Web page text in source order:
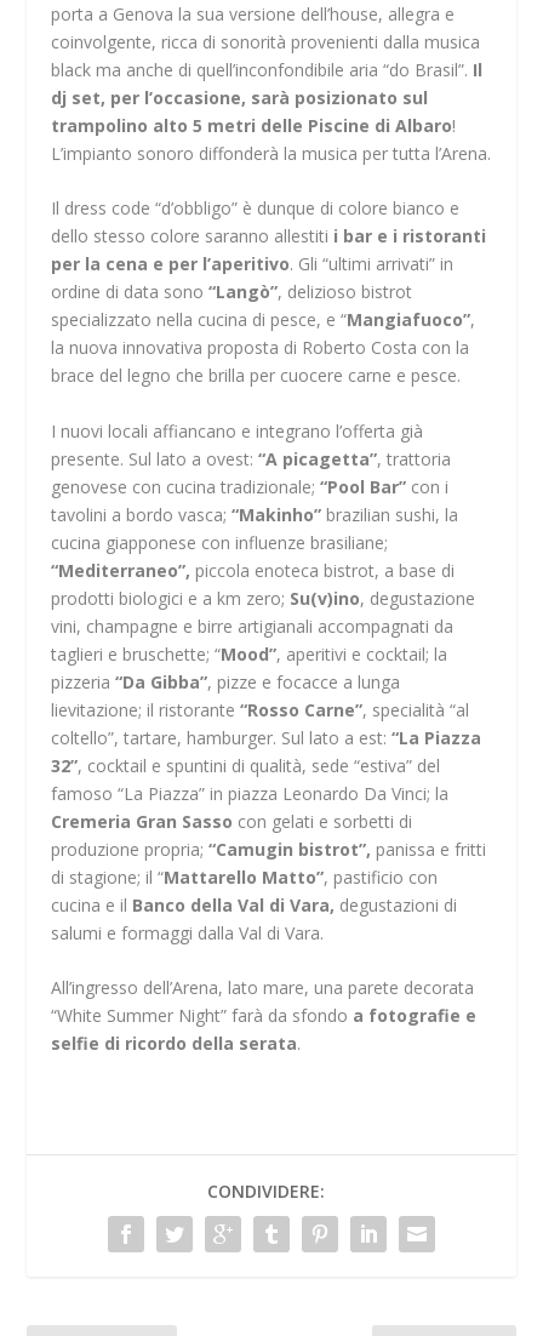
porta a Genova la sua versione dell’house, allegra e
coinvolgente, ricca di sonorità provenienti dalla musica
black ma anche di quell’inconfondibile aria “do Brasil”. Il
dj set, per l’occasione, sarà posizionato sul
trampolino alto 5 metri delle Piscine di Albaro!
L’impianto sonoro diffonderà la musica per tutta l’Arena.
Il dress code “d’obbligo” è dunque di colore bianco e
dello stesso colore saranno allestiti i bar e i ristoranti
per la cena e per l’aperitivo. Gli “ultimi arrivati” in
ordine di data sono“Langò”, delizioso bistrot
specializzato nella cucina di pesce, e “Mangiafuoco”,
la nuova innovativa proposta di Roberto Costa con la
brace del legno che brilla per cuocere carne e pesce.
I nuovi locali affiancano e integrano l’offerta già
presente. Sul lato a ovest:“A picagetta”, trattoria
genovese con cucina tradizionale;“Pool Bar” con i
tavolini a bordo vasca; “Makinho” brazilian sushi, la
cucina giapponese con influenze brasiliane;
“Mediterraneo”, piccola enoteca bistrot, a base di
prodotti biologici e a km zero; Su(v)ino, degustazione
vini, champagne e birre artigianali accompagnati da
taglieri e bruschette; “Mood”, aperitivi e cocktail; la
pizzeria“Da Gibba”, pizze e focacce a lunga
lievitazione; il ristorante“Rosso Carne”, specialità “al
coltello”, tartare, hamburger. Sul lato a est: “La Piazza
32”, cocktail e spuntini di qualità, sede “estiva” del
famoso “La Piazza” in piazza Leonardo Da Vinci; la
Cremeria Gran Sasso con gelati e sorbetti di
produzione propria;“Camugin bistrot”, panissa e fritti
di stagione; il “Mattarello Matto”, pastificio con
cucina e il Banco della Val di Vara, degustazioni di
salumi e formaggi dalla Val di Vara.
All’ingresso dell’Arena, lato mare, una parete decorata
“White Summer Night” farà da sfondo a fotografie e
selfie di ricordo della serata.
CONDIVIDERE: